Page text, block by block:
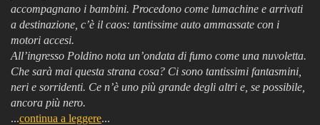
accompagnano i bambini. Procedono come lumachine e arrivati
a destinazione, c’è il caos: tantissime auto ammassate con i
motori accesi.
All’ingresso Poldino nota un’ondata di fumo come una nuvoletta.
Che sarà mai questa strana cosa? Ci sono tantissimi fantasmini,
neri e sorridenti. Ce n’è uno più grande degli altri e, se possibile,
ancora più nero.
...continua a leggere...